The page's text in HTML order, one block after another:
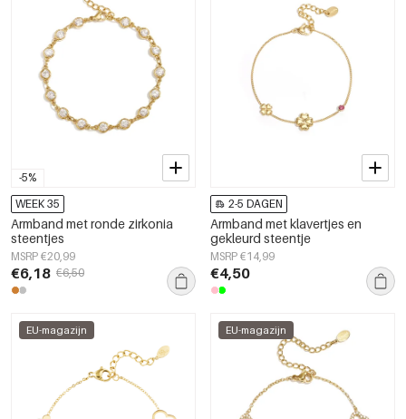
-5%
WEEK 35
Armband met ronde zirkonia
steentjes
MSRP €20,99
€6,18 €6,50
2-5 DAGEN
Armband met klavertjes en
gekleurd steentje
MSRP €14,99
€4,50
EU-magazijn EU-magazijn